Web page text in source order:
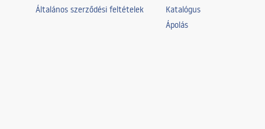
Általános szerződési feltételek
Katalógus
Ápolás